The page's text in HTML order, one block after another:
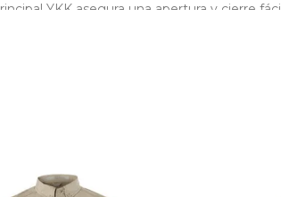
YKK asegura una apertura y cierre